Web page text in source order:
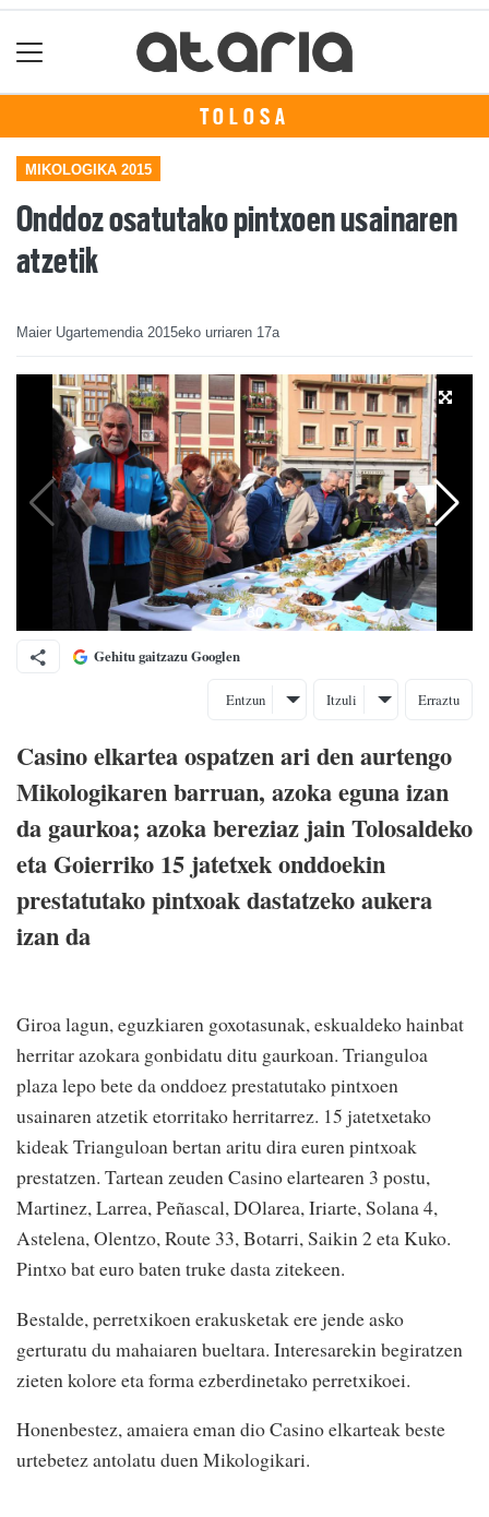
TOLOSA
MIKOLOGIKA 2015
Onddoz osatutako pintxoen usainaren
atzetik
Maier Ugartemendia 2015eko urriaren 17a
Gehitu gaitzazu Googlen
Entzun Itzuli Erraztu
Casino elkartea ospatzen ari den aurtengo
Mikologikaren barruan, azoka eguna izan
da gaurkoa; azoka bereziaz jain Tolosaldeko
eta Goierriko 15 jatetxek onddoekin
prestatutako pintxoak dastatzeko aukera
izan da
Giroa lagun, eguzkiaren goxotasunak, eskualdeko hainbat
herritar azokara gonbidatu ditu gaurkoan. Trianguloa
plaza lepo bete da onddoez prestatutako pintxoen
usainaren atzetik etorritako herritarrez. 15 jatetxetako
kideak Trianguloan bertan aritu dira euren pintxoak
prestatzen. Tartean zeuden Casino elartearen 3 postu,
Martinez, Larrea, Peñascal, DOlarea, Iriarte, Solana 4,
Astelena, Olentzo, Route 33, Botarri, Saikin 2 eta Kuko.
Pintxo bat euro baten truke dasta zitekeen.
Bestalde, perretxikoen erakusketak ere jende asko
gerturatu du mahaiaren bueltara. Interesarekin begiratzen
zieten kolore eta forma ezberdinetako perretxikoei.
Honenbestez, amaiera eman dio Casino elkarteak beste
urtebetez antolatu duen Mikologikari.